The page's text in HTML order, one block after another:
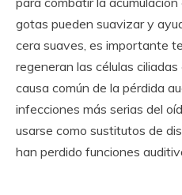
gotas pueden suavizar y
cera suaves, es importante
regeneran las células
causa común de la pérdida
infecciones más serias del
usarse como sustitutos de
han perdido funciones